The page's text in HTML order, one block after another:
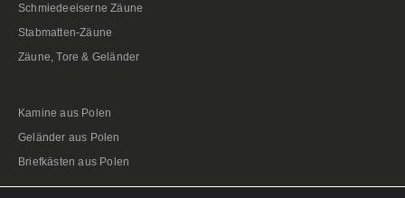
Schmiedeeiserne Zäune
Stabmatten-Zäune
Zäune, Tore & Geländer
Kamine aus Polen
Geländer aus Polen
Briefkästen aus Polen